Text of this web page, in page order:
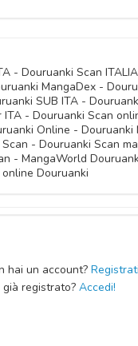
- Douruanki Scan
MangaDex -
SUB ITA -
ITA - Douruanki Scan
Online - Douruanki
- Douruanki Scan
- MangaWorld
Douruanki
hai un account?
già registrato? Accedi!